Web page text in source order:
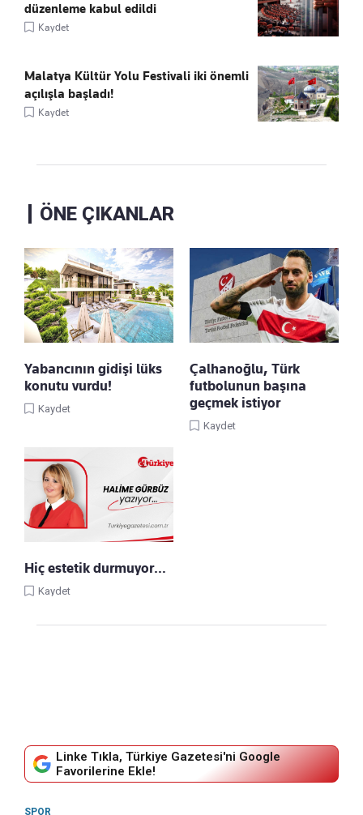
düzenleme kabul edildi
Kaydet
Malatya Kültür Yolu Festivali iki önemli
açılışla başladı!
Kaydet
ÖNE ÇIKANLAR
Yabancının gidişi lüks
konutu vurdu!
Kaydet
Çalhanoğlu, Türk
futbolunun başına
geçmek istiyor
Kaydet
Hiç estetik durmuyor…
Kaydet
Linke Tıkla, Türkiye Gazetesi'ni Google
Favorilerine Ekle!
SPOR